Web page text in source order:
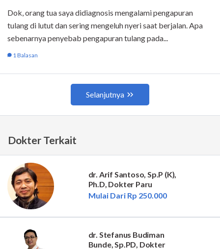
Dokter Terkait